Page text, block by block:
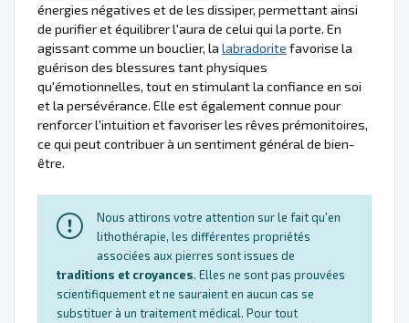
énergies négatives et de les dissiper, permettant ainsi
de purifier et équilibrer l'aura de celui qui la porte. En
agissant comme un bouclier, la labradorite favorise la
guérison des blessures tant physiques
qu'émotionnelles, tout en stimulant la confiance en soi
et la persévérance. Elle est également connue pour
renforcer l'intuition et favoriser les rêves prémonitoires,
ce qui peut contribuer à un sentiment général de bien-
être.
Nous attirons votre attention sur le fait qu'en
lithothérapie, les différentes propriétés
associées aux pierres sont issues de
traditions et croyances. Elles ne sont pas prouvées
scientifiquement et ne sauraient en aucun cas se
substituer à un traitement médical. Pour tout